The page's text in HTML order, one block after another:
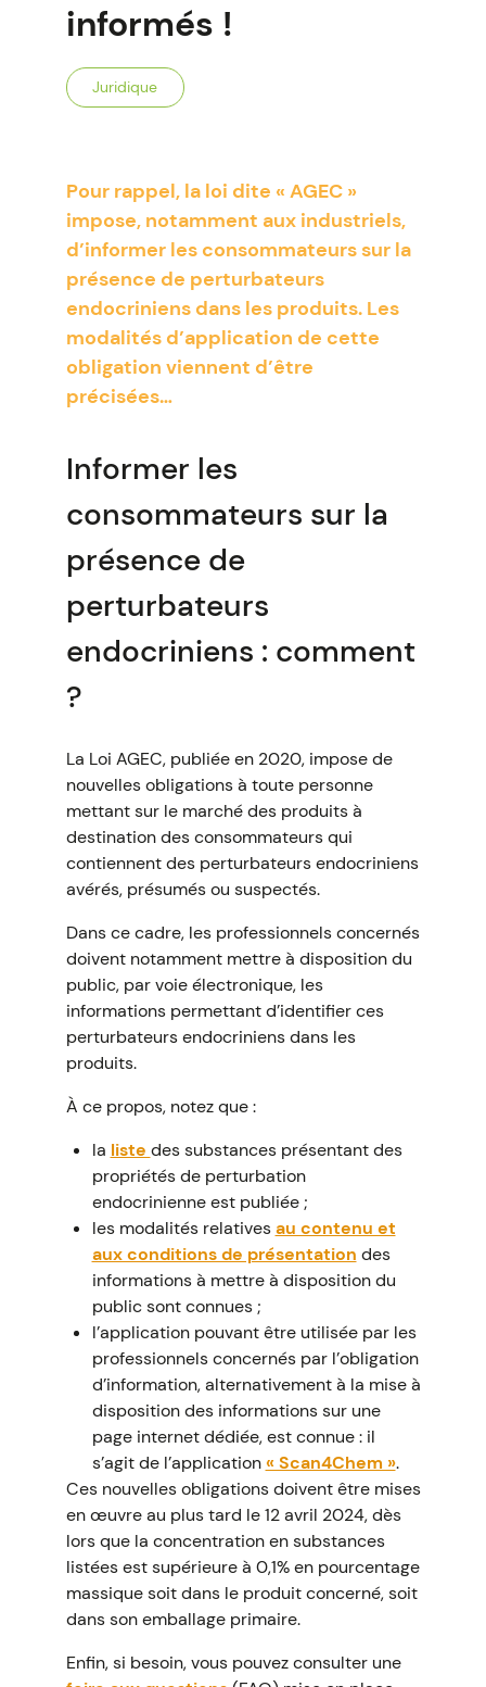
informés !
Juridique
Pour rappel, la loi dite « AGEC »
impose, notamment aux industriels,
d’informer les consommateurs sur la
présence de perturbateurs
endocriniens dans les produits. Les
modalités d’application de cette
obligation viennent d’être
précisées…
Informer les
consommateurs sur la
présence de
perturbateurs
endocriniens : comment
?
La Loi AGEC, publiée en 2020, impose de
nouvelles obligations à toute personne
mettant sur le marché des produits à
destination des consommateurs qui
contiennent des perturbateurs endocriniens
avérés, présumés ou suspectés.
Dans ce cadre, les professionnels concernés
doivent notamment mettre à disposition du
public, par voie électronique, les
informations permettant d’identifier ces
perturbateurs endocriniens dans les
produits.
À ce propos, notez que :
la liste des substances présentant des
propriétés de perturbation
endocrinienne est publiée ;
les modalités relativesau contenu et
aux conditions de présentation des
informations à mettre à disposition du
public sont connues ;
l’application pouvant être utilisée par les
professionnels concernés par l’obligation
d’information, alternativement à la mise à
disposition des informations sur une
page internet dédiée, est connue : il
s’agit de l’application« Scan4Chem ».
Ces nouvelles obligations doivent être mises
en œuvre au plus tard le 12 avril 2024, dès
lors que la concentration en substances
listées est supérieure à 0,1% en pourcentage
massique soit dans le produit concerné, soit
dans son emballage primaire.
Enfin, si besoin, vous pouvez consulter une